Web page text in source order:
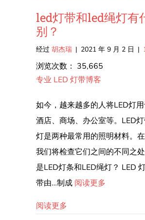
led灯带和led绳灯有
别？
经过 胡杰瑞 | 2021 年 9 月 2 日 |
浏览次数： 35,665
专业 LED 灯带博客
如今，越来越多的人将LED灯用
酒店、商场、办公室等。LED
灯是两种最常用的照明材料。在
我们将检查它们之间的不同之
是LED灯条和LED绳灯？ LED
带由…制成 阅读更多
阅读更多